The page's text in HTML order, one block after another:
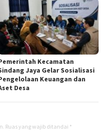
Kecamatan
Jaya Gelar Sosialisasi
Keuangan dan
Desa
Ruas yang wajib ditandai *